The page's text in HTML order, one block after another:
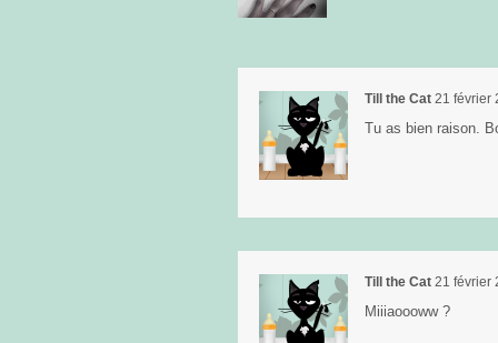
Till the Cat 21 février
Tu as bien raison.
Till the Cat 21 février
Miiiaoooww ?